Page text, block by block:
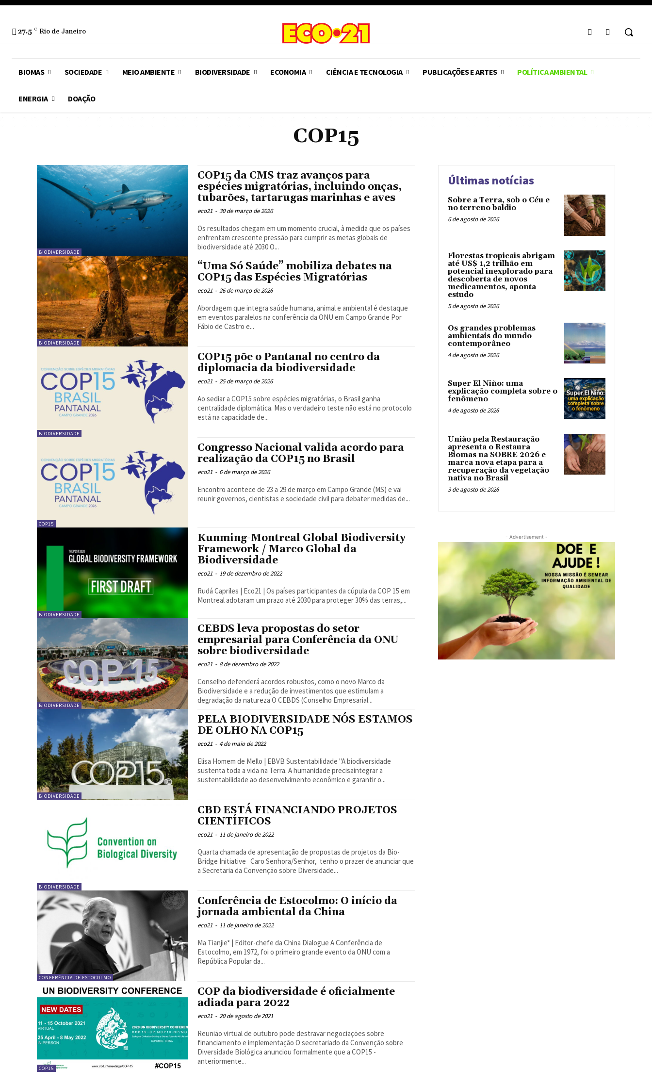
27.5 C Rio de Janeiro
BIOMAS SOCIEDADE MEIO AMBIENTE BIODIVERSIDADE ECONOMIA CIÊNCIA E TECNOLOGIA PUBLICAÇÕES E ARTES POLÍTICA AMBIENTAL
ENERGIA DOAÇÃO
COP15
BIODIVERSIDADE
COP15 da CMS traz avanços para
espécies migratórias, incluindo onças,
tubarões, tartarugas marinhas e aves
eco21 - 30 de março de 2026
Os resultados chegam em um momento crucial, à medida que os países
enfrentam crescente pressão para cumprir as metas globais de
biodiversidade até 2030 O...
BIODIVERSIDADE
“Uma Só Saúde” mobiliza debates na
COP15 das Espécies Migratórias
eco21 - 26 de março de 2026
Abordagem que integra saúde humana, animal e ambiental é destaque
em eventos paralelos na conferência da ONU em Campo Grande Por
Fábio de Castro e...
BIODIVERSIDADE
COP15 põe o Pantanal no centro da
diplomacia da biodiversidade
eco21 - 25 de março de 2026
Ao sediar a COP15 sobre espécies migratórias, o Brasil ganha
centralidade diplomática. Mas o verdadeiro teste não está no protocolo
está na capacidade de...
COP15
Congresso Nacional valida acordo para
realização da COP15 no Brasil
eco21 - 6 de março de 2026
Encontro acontece de 23 a 29 de março em Campo Grande (MS) e vai
reunir governos, cientistas e sociedade civil para debater medidas de...
BIODIVERSIDADE
Kunming-Montreal Global Biodiversity
Framework / Marco Global da
Biodiversidade
eco21 - 19 de dezembro de 2022
Rudá Capriles | Eco21 | Os países participantes da cúpula da COP 15 em
Montreal adotaram um prazo até 2030 para proteger 30% das terras,...
BIODIVERSIDADE
CEBDS leva propostas do setor
empresarial para Conferência da ONU
sobre biodiversidade
eco21 - 8 de dezembro de 2022
Conselho defenderá acordos robustos, como o novo Marco da
Biodiversidade e a redução de investimentos que estimulam a
degradação da natureza O CEBDS (Conselho Empresarial...
BIODIVERSIDADE
PELA BIODIVERSIDADE NÓS ESTAMOS
DE OLHO NA COP15
eco21 - 4 de maio de 2022
Elisa Homem de Mello | EBVB Sustentabilidade "A biodiversidade
sustenta toda a vida na Terra. A humanidade precisaintegrar a
sustentabilidade ao desenvolvimento econômico e garantir o...
BIODIVERSIDADE
CBD ESTÁ FINANCIANDO PROJETOS
CIENTÍFICOS
eco21 - 11 de janeiro de 2022
Quarta chamada de apresentação de propostas de projetos da Bio-
Bridge Initiative Caro Senhora/Senhor, tenho o prazer de anunciar que
a Secretaria da Convenção sobre Diversidade...
CONFERÊNCIA DE ESTOCOLMO
Conferência de Estocolmo: O início da
jornada ambiental da China
eco21 - 11 de janeiro de 2022
Ma Tianjie* | Editor-chefe da China Dialogue A Conferência de
Estocolmo, em 1972, foi o primeiro grande evento da ONU com a
República Popular da...
COP15
COP da biodiversidade é oficialmente
adiada para 2022
eco21 - 20 de agosto de 2021
Reunião virtual de outubro pode destravar negociações sobre
financiamento e implementação O secretariado da Convenção sobre
Diversidade Biológica anunciou formalmente que a COP15 -
anteriormente...
Últimas notícias
Sobre a Terra, sob o Céu e
no terreno baldio
6 de agosto de 2026
Florestas tropicais abrigam
até US$ 1,2 trilhão em
potencial inexplorado para
descoberta de novos
medicamentos, aponta
estudo
5 de agosto de 2026
Os grandes problemas
ambientais do mundo
contemporâneo
4 de agosto de 2026
Super El Niño: uma
explicação completa sobre o
fenômeno
4 de agosto de 2026
União pela Restauração
apresenta o Restaura
Biomas na SOBRE 2026 e
marca nova etapa para a
recuperação da vegetação
nativa no Brasil
3 de agosto de 2026
- Advertisement -